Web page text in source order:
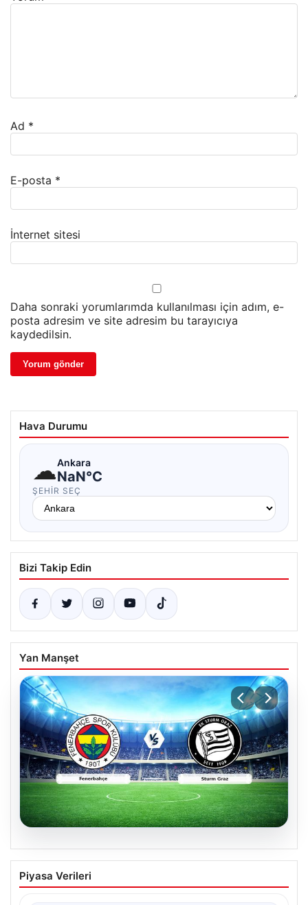
Ad *
E-posta *
İnternet sitesi
Daha sonraki yorumlarımda kullanılması için adım, e-
posta adresim ve site adresim bu tarayıcıya
kaydedilsin.
Hava Durumu
☁Ankara
NaN°C
ŞEHIR SEÇ
Bizi Takip Edin
Yan Manşet
CANLI | Fenerbahçe – Sturm Graz Canlı
Maç Anlatımı
Piyasa Verileri